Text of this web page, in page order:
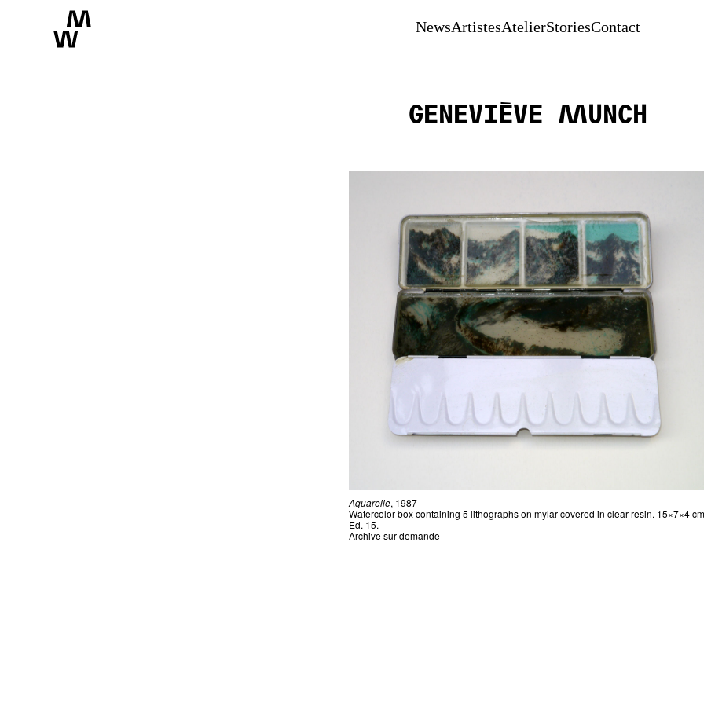
NewsArtistesAtelierStoriesContact
Geneviève Munch
Aquarelle, 1987
Watercolor box containing 5 lithographs on mylar covered in clear resin. 15×7×4
Ed. 15.
Archive sur demande